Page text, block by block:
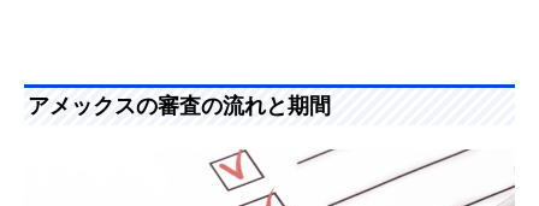
アメックスの審査の流れと期間